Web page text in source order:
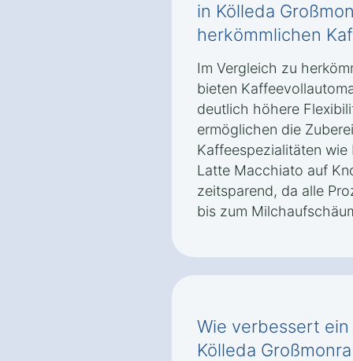
in Kölleda
herkömmlichen
Im Vergleich zu
bieten
deutlich höhere
ermöglichen die
Kaffeespezialitäten
Latte Macchiato auf
zeitsparend, da alle
bis zum
Wie verbessert
Kölleda